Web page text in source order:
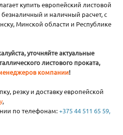
купить европейский листовой
и наличный расчет, с
Минской области и Республике
уточняйте актуальные
листового проката,
компании!
резку и доставку европейской
,
по телефонам:+375 44 511 65 59,